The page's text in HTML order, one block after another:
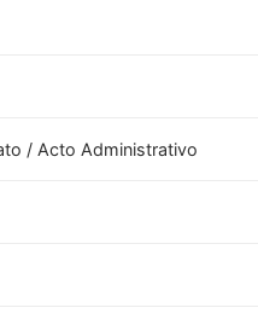
/ Acto Administrativo